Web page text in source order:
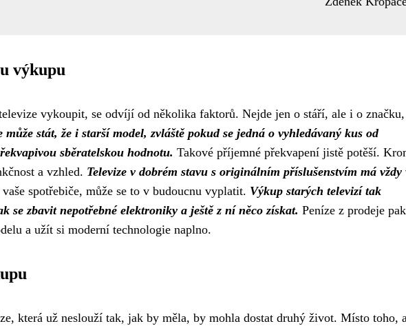
výkupu
vykoupit, se odvíjí od několika faktorů. Nejde jen o stáří, ale i o značku,
může stát, že i starší model, zvláště pokud se jedná o vyhledávaný kus od
sběratelskou hodnotu. Takové příjemné překvapení jistě potěší.
a vzhled. Televize v dobrém stavu s originálním příslušenstvím má vždy
spotřebiče, může se to v budoucnu vyplatit. Výkup starých televizí tak
se zbavit nepotřebné elektroniky a ještě z ní něco získat. Peníze z prodeje pak
a užít si moderní technologie naplno.
která už neslouží tak, jak by měla, by mohla dostat druhý život. Místo toho,